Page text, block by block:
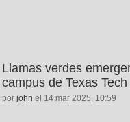
Llamas verdes
campus de Texas
por john el 14 mar 2025, 10:59